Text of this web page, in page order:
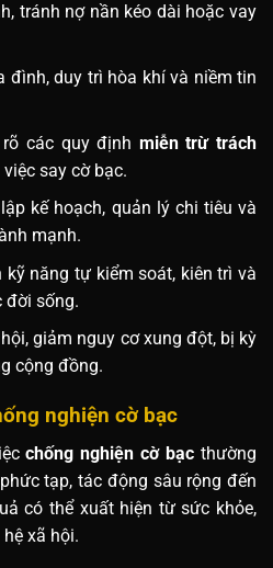
tránh nợ nần kéo dài hoặc vay
đình, duy trì hòa khí và niềm tin
các quy định miễn trừ trách
say cờ bạc.
kế hoạch, quản lý chi tiêu và
mạnh.
kỹ năng tự kiểm soát, kiên trì và
đời sống.
giảm nguy cơ xung đột, bị kỳ
cộng đồng.
nghiện cờ bạc
chống nghiện cờ bạc thường
tạp, tác động sâu rộng đến
có thể xuất hiện từ sức khỏe,
xã hội.